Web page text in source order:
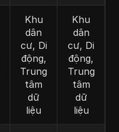
Khu
dân
cư, Di
động,
Trung
tâm
dữ
liệu
Khu
dân
cư, Di
động,
Trung
tâm
dữ
liệu